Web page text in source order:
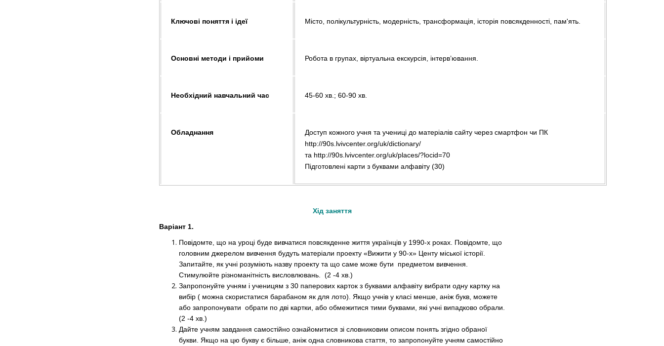
Ключові поняття і ідеї Місто, полікультурність, модерність, трансформація, історія повсякденності, пам'ять.
Основні методи і прийоми Робота в групах, віртуальна екскурсія, інтерв’ювання.
Необхідний навчальний час 45-60 хв.; 60-90 хв.
Обладнання
Доступ кожного учня та учениці до матеріалів сайту через смартфон чи ПК
http://90s.lvivcenter.org/uk/dictionary/
та http://90s.lvivcenter.org/uk/places/?locid=70
Підготовлені карти з буквами алфавіту (30)
Хід заняття
Варіант 1.
Повідомте, що на уроці буде вивчатися повсякденне життя українців у 1990-х роках. Повідомте, що
головним джерелом вивчення будуть матеріали проекту «Вижити у 90-х» Центу міської історії.
Запитайте, як учні розуміють назву проекту та що саме може бути предметом вивчення.
Стимулюйте різноманітність висловлювань. (2 -4 хв.)
Запропонуйте учням і ученицям з 30 паперових карток з буквами алфавіту вибрати одну картку на
вибір ( можна скористатися барабаном як для лото). Якщо учнів у класі менше, аніж букв, можете
або запропонувати обрати по дві картки, або обмежитися тими буквами, які учні випадково обрали.
(2 -4 хв.)
Дайте учням завдання самостійно ознайомитися зі словниковим описом понять згідно обраної
букви. Якщо на цю букву є більше, аніж одна словникова стаття, то запропонуйте учням самостійно